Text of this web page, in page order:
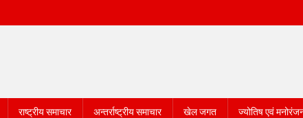
राष्ट्रीय समाचार अन्तर्राष्ट्रीय समाचार खेल जगत ज्योतिष एवं